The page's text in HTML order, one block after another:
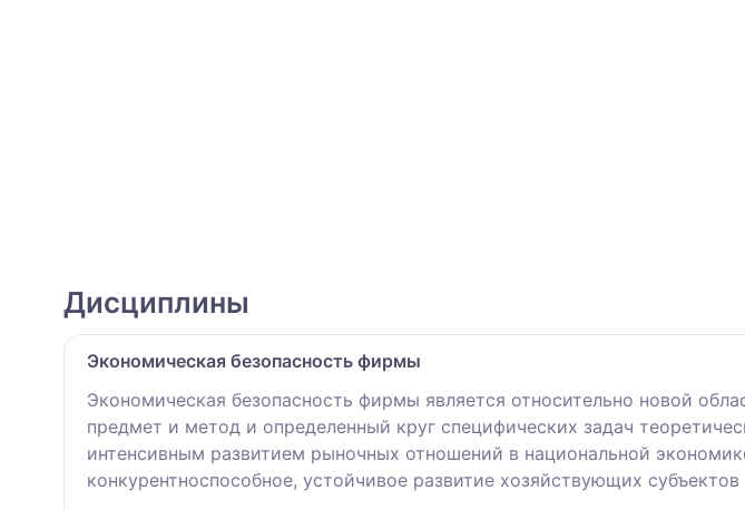
Дисциплины
Экономическая безопасность фирмы
Экономическая безопасность фирмы является относительно новой
предмет и метод и определенный круг специфических задач
интенсивным развитием рыночных отношений в национальной
конкурентноспособное, устойчивое развитие хозяйствующих субъектов